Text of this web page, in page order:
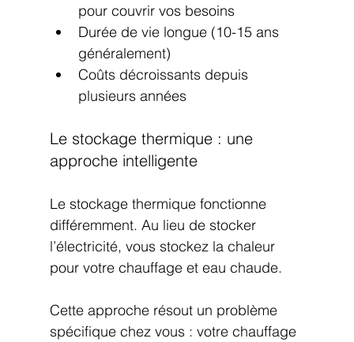
pour couvrir vos besoins
Durée de vie longue (10-15 ans
généralement)
Coûts décroissants depuis
plusieurs années
Le stockage thermique : une
approche intelligente
Le stockage thermique fonctionne
différemment. Au lieu de stocker
l’électricité, vous stockez la chaleur
pour votre chauffage et eau chaude.
Cette approche résout un problème
spécifique chez vous : votre chauffage